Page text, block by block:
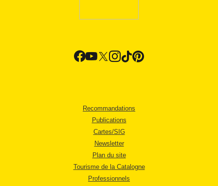
Recommandations
Publications
Cartes/SIG
Newsletter
Plan du site
Tourisme de la Catalogne
Professionnels